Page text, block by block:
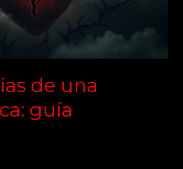
de una
guía